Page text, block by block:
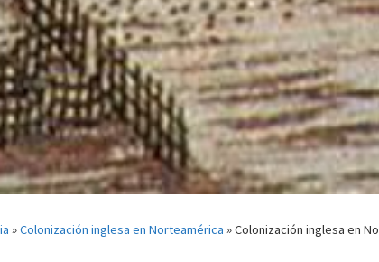
»Colonización inglesa en Norteamérica »Colonización inglesa en